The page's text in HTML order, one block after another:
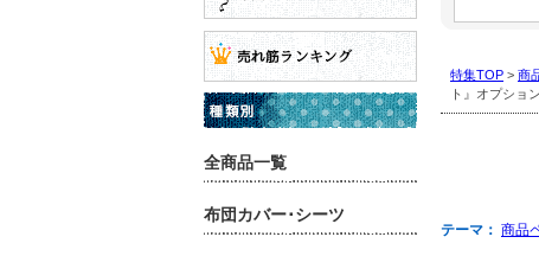
全商品一覧
布団カバー･シーツ
集
ナ
ー
内
特集TOP > 商
ト』オプショ
テーマ： 商品